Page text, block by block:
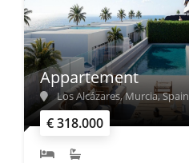
€ 318.000
Appartement
Los Alcázares, Murcia, Spain